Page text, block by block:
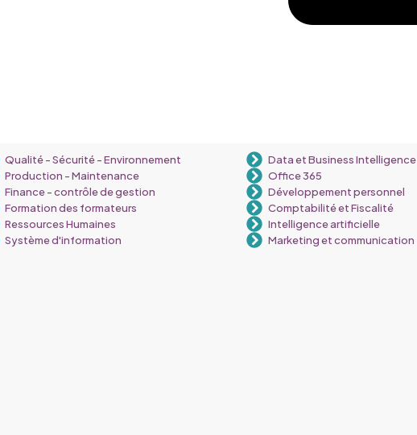
Qualité - Sécurité - Environnement
Production - Maintenance
Finance - contrôle de gestion
Formation des formateurs
Ressources Humaines
Système d'information
Data et Business Intelligence
Office 365
Développement personnel
Comptabilité et Fiscalité
Intelligence artificielle
Marketing et communication